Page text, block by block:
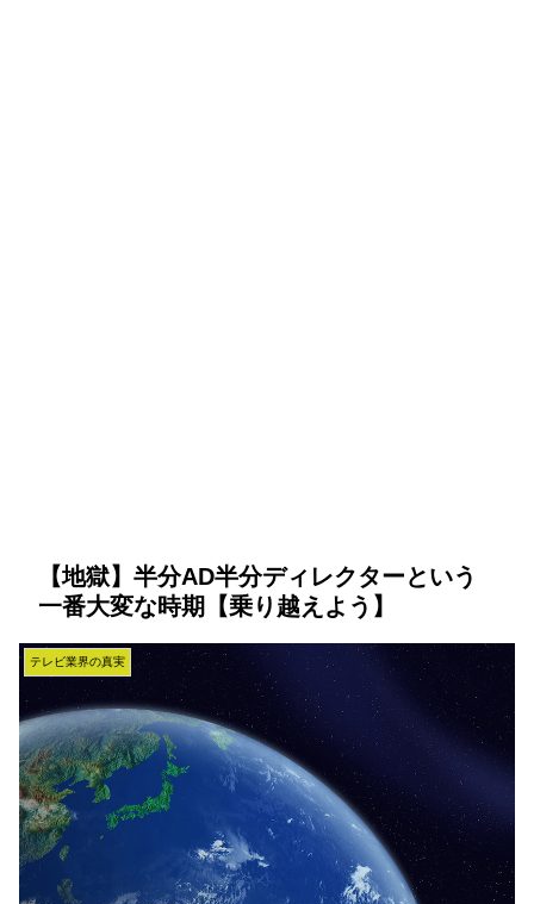
【地獄】半分AD半分ディレクターという
一番大変な時期【乗り越えよう】
テレビ業界の真実